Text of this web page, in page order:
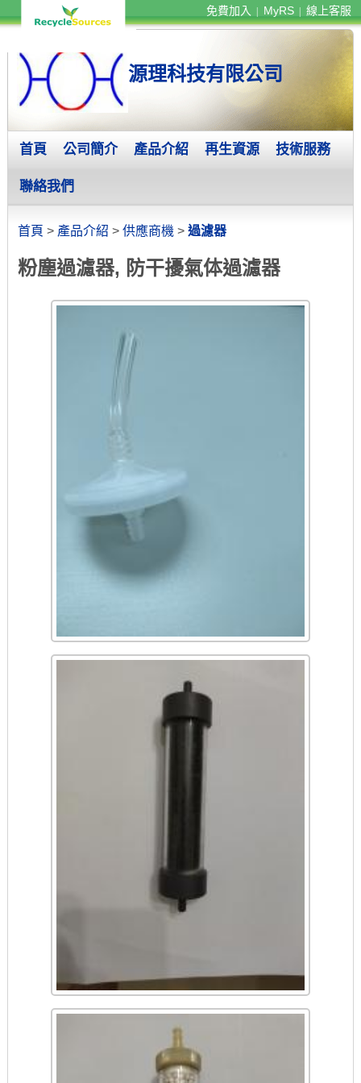
免費加入 MyRS 線上客服
源理科技有限公司
首頁 公司簡介 產品介紹 再生資源 技術服務
聯絡我們
首頁 > 產品介紹 > 供應商機 > 過濾器
粉塵過濾器, 防干擾氣体過濾器